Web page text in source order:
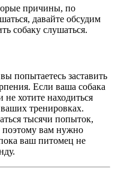
причины, по
давайте обсудим
собаку слушаться.
попытаетесь заставить
Если ваша собака
хотите находиться
ваших тренировках.
тысячи попыток,
поэтому вам нужно
ваш питомец не